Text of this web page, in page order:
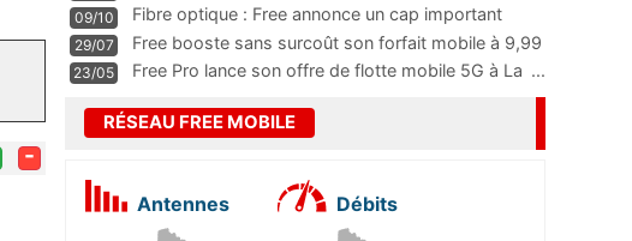
-
09/10
Fibre optique : Free annonce un cap important
pass
...
29/07
Free booste sans surcoût son forfait mobile à 9,99
23/05 Free Pro lance son offre de flotte mobile 5G à La ...
RÉSEAU FREE MOBILE
Antennes Débits